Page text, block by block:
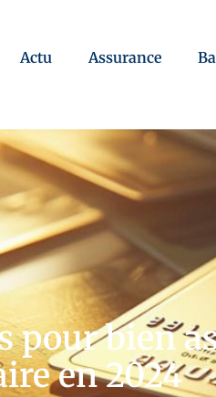
Actu Assurance
pour bien
en 2024